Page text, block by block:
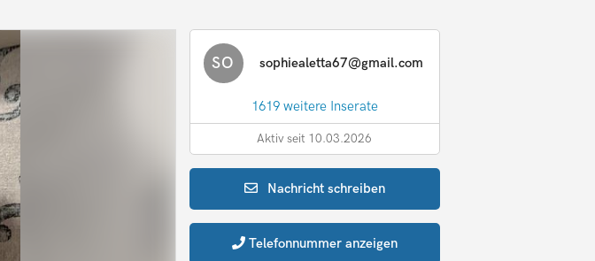
SO sophiealetta67@gmail.com
1619 weitere Inserate
Aktiv seit 10.03.2026
Nachrichtschreiben
Telefonnummer anzeigen